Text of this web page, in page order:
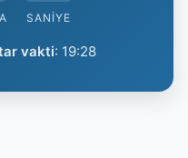
SANIYE
vakti: 19:28